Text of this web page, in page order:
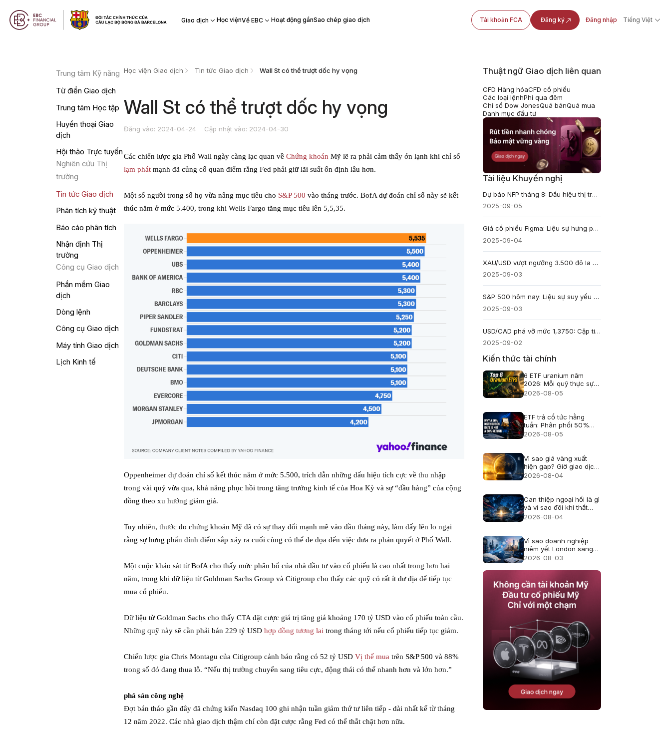
Giao dịch Học việnVề EBC Hoạt động gầnSao chép giao dịch Tài khoản FCA Đăng ký Đăng nhập Tiếng Việt
Trung tâm Kỹ năng
Từ điển Giao dịch
Trung tâm Học tập
Huyền thoại Giao
dịch
Hội thảo Trực tuyến
Nghiên cứu Thị
trường
Tin tức Giao dịch
Phân tích kỹ thuật
Báo cáo phân tích
Nhận định Thị
trường
Công cụ Giao dịch
Phần mềm Giao
dịch
Dòng lệnh
Công cụ Giao dịch
Máy tính Giao dịch
Lịch Kinh tế
Học viện Giao dịch Tin tức Giao dịch ​Wall St có thể trượt dốc hy vọng
​Wall St có thể trượt dốc hy vọng
Đăng vào: 2024-04-24 Cập nhật vào: 2024-04-30
Các chiến lược gia Phố Wall ngày càng lạc quan vềChứng khoán Mỹ lẽ ra phải cảm thấy ớn lạnh khi chỉ số
lạm phát mạnh đã củng cố quan điểm rằng Fed phải giữ lãi suất ổn định lâu hơn.
Một số người trong số họ vừa nâng mục tiêu cho S&P 500 vào tháng trước. BofA dự đoán chỉ số này sẽ kết
thúc năm ở mức 5.400, trong khi Wells Fargo tăng mục tiêu lên 5,5,35.
Oppenheimer dự đoán chỉ số kết thúc năm ở mức 5.500, trích dẫn những dấu hiệu tích cực về thu nhập
trong vài quý vừa qua, khả năng phục hồi trong tăng trưởng kinh tế của Hoa Kỳ và sự “đầu hàng” của cộng
đồng theo xu hướng giảm giá.
Tuy nhiên, thước đo chứng khoán Mỹ đã có sự thay đổi mạnh mẽ vào đầu tháng này, làm dấy lên lo ngại
rằng sự hưng phấn đỉnh điểm sắp xảy ra cuối cùng có thể đe dọa đến việc đưa ra phán quyết ở Phố Wall.
Một cuộc khảo sát từ BofA cho thấy mức phân bổ của nhà đầu tư vào cổ phiếu là cao nhất trong hơn hai
năm, trong khi dữ liệu từ Goldman Sachs Group và Citigroup cho thấy các quỹ có rất ít dư địa để tiếp tục
mua cổ phiếu.
Dữ liệu từ Goldman Sachs cho thấy CTA đặt cược giá trị tăng giá khoảng 170 tỷ USD vào cổ phiếu toàn cầu.
Những quỹ này sẽ cần phải bán 229 tỷ USDhợp đồng tương lai trong tháng tới nếu cổ phiếu tiếp tục giảm.
Chiến lược gia Chris Montagu của Citigroup cảnh báo rằng có 52 tỷ USDVị thế mua trên S&P 500 và 88%
trong số đó đang thua lỗ. “Nếu thị trường chuyển sang tiêu cực, động thái có thể nhanh hơn và lớn hơn.”
phá sản công nghệ
Đợt bán tháo gần đây đã chứng kiến Nasdaq 100 ghi nhận tuần giảm thứ tư liên tiếp - dài nhất kể từ tháng
12 năm 2022. Các nhà giao dịch thậm chí còn đặt cược rằng Fed có thể thắt chặt hơn nữa.
Thuật ngữ Giao dịch liên quan
CFD Hàng hóaCFD cổ phiếu
Các loại lệnhPhí qua đêm
Chỉ số Dow JonesQuá bánQuá mua
Danh mục đầu tư
Tài liệu Khuyến nghị
Dự báo NFP tháng 8: Dấu hiệu thị trường lao động đang hạ nhiệt?
2025-09-05
Giá cổ phiếu Figma: Liệu sự hưng phấn thời kỳ IPO có đang nhạt dần?
2025-09-04
XAU/USD vượt ngưỡng 3.500 đô la hôm nay giữa đồn đoán Fed sẽ cắt giảm lãi suất
2025-09-03
S&P 500 hôm nay: Liệu sự suy yếu của công nghệ có phải là nguyên nhân dẫn đến sự sụt giảm?
2025-09-03
USD/CAD phá vỡ mức 1,3750: Cặp tiền này sẽ đi về đâu tiếp theo?
2025-09-02
Kiến thức tài chính
6 ETF uranium năm
2026: Mỗi quỹ thực sự
nắm giữ gì?
2026-08-05
ETF trả cổ tức hằng
tuần: Phân phối 50%
không phải lãi 50%
2026-08-05
Vì sao giá vàng xuất
hiện gap? Giờ giao dịch
và thanh khoản
2026-08-04
Can thiệp ngoại hối là gì
và vì sao đôi khi thất
bại?
2026-08-04
Vì sao doanh nghiệp
niêm yết London sang
Mỹ, cổ đông thay đổi
2026-08-03